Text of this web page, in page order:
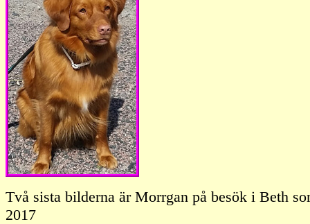
Två sista bilderna är Morrgan på besök i Beth
2017